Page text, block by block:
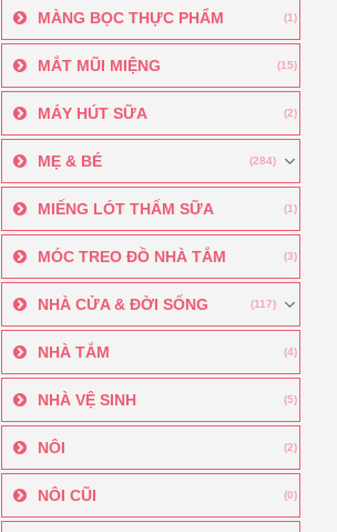
MÀNG BỌC THỰC PHẨM (1)
MẮT MŨI MIỆNG (15)
MÁY HÚT SỮA (2)
MẸ & BÉ (284)
MIẾNG LÓT THẤM SỮA (1)
MÓC TREO ĐỒ NHÀ TẮM (3)
NHÀ CỬA & ĐỜI SỐNG (117)
NHÀ TẮM (4)
NHÀ VỆ SINH (5)
NÔI (2)
NÔI CŨI (0)